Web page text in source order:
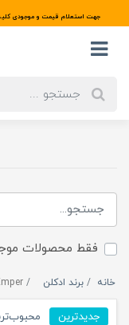
جهت استعلام قیمت و موجودی
فقط محصولات
خانه برند ادکلن
جدیدترین